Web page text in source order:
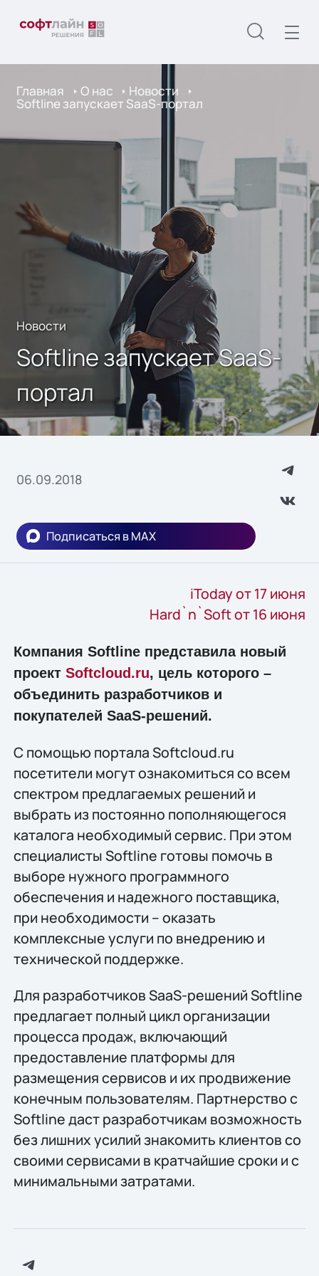
Главная О нас Новости
Softline запускает SaaS-портал
Новости
Softline запускает SaaS-
портал
06.09.2018
Подписаться в MAX
iToday от 17 июня
Hard`n`Soft от 16 июня
Компания Softline представила новый
проект Softcloud.ru, цель которого –
объединить разработчиков и
покупателей SaaS-решений.
С помощью портала Softcloud.ru
посетители могут ознакомиться со всем
спектром предлагаемых решений и
выбрать из постоянно пополняющегося
каталога необходимый сервис. При этом
специалисты Softline готовы помочь в
выборе нужного программного
обеспечения и надежного поставщика,
при необходимости – оказать
комплексные услуги по внедрению и
технической поддержке.
Для разработчиков SaaS-решений Softline
предлагает полный цикл организации
процесса продаж, включающий
предоставление платформы для
размещения сервисов и их продвижение
конечным пользователям. Партнерство с
Softline даст разработчикам возможность
без лишних усилий знакомить клиентов со
своими сервисами в кратчайшие сроки и с
минимальными затратами.